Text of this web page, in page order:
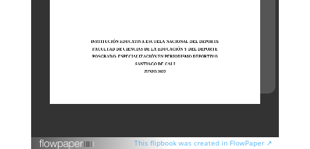
This flipbook was created in FlowPaper ↗